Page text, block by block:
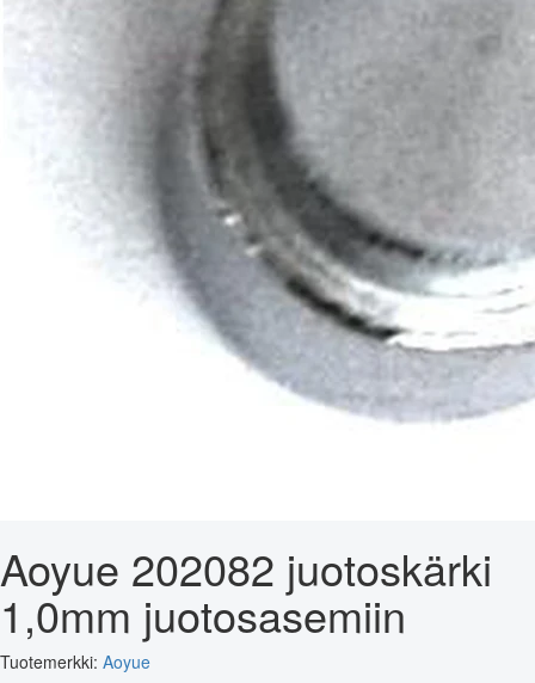
Aoyue 202082 juotoskärki
1,0mm juotosasemiin
Tuotemerkki: Aoyue